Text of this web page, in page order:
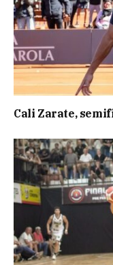
Cali Zarate,